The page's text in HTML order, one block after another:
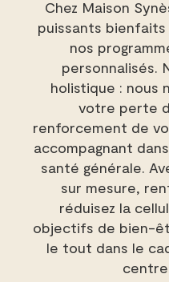
Chez Maison
puissants
nos
personnalisés.
holistique : nous
votre perte
renforcement de
accompagnant
santé générale.
sur mesure,
réduisez la
objectifs de bien-
le tout dans le
centre